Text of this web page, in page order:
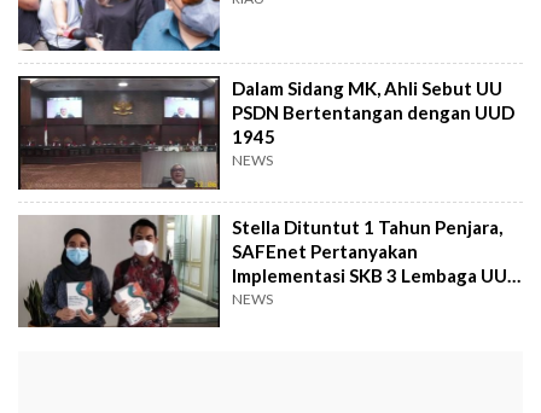
Dalam Sidang MK, Ahli Sebut UU
PSDN Bertentangan dengan UUD
1945
NEWS
Stella Dituntut 1 Tahun Penjara,
SAFEnet Pertanyakan
Implementasi SKB 3 Lembaga UU
ITE
NEWS